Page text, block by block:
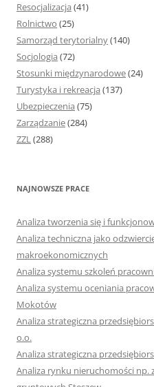
Resocjalizacja (41)
Rolnictwo (25)
Samorząd terytorialny(140)
Socjologia (72)
Stosunki międzynarodowe(24)
Turystyka i rekreacja (137)
Ubezpieczenia (75)
Zarządzanie(284)
ZZL(288)
NAJNOWSZE PRACE
Analiza tworzenia się i
Analiza techniczna jako
makroekonomicznych
Analiza systemu szkoleń
Analiza systemu oceniania
Mokotów
Analiza strategiczna
o.o.
Analiza strategiczna
Analiza rynku nieruchomości